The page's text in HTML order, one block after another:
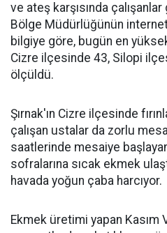
ve ateş karşısında
Bölge Müdürlüğünün
bilgiye göre, bugün en yüksek
Cizre ilçesinde 43, Silopi
ölçüldü.
Şırnak'ın Cizre ilçesinde
çalışan ustalar da zorlu
saatlerinde mesaiye
sofralarına sıcak ekmek
havada yoğun çaba harcıyor.
Ekmek üretimi yapan Kasım